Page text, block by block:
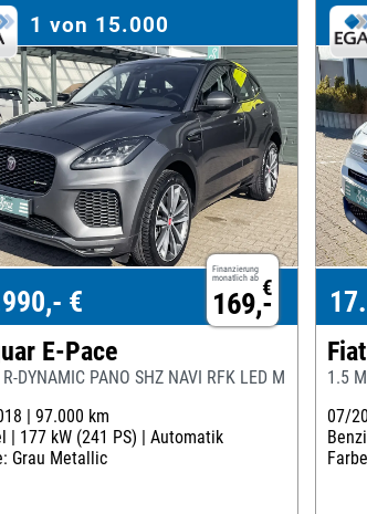
1 von 15.000
Finanzierung
monatlich ab €
169,-
€
E-Pace
DYNAMIC PANO SHZ NAVI RFK LED MERIDIAN
| 97.000 km
| 177 kW (241 PS) | Automatik
Grau Metallic
1.5
07/